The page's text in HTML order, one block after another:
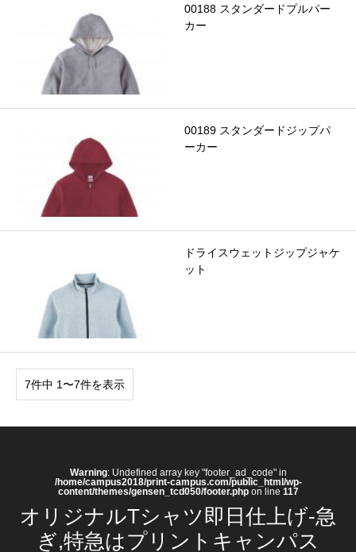
00188 スタンダードプルパー
カー
00189 スタンダードジップパ
ーカー
ドライスウェットジップジャケ
ット
7件中 1〜7件を表示
Warning: Undefined array key "footer_ad_code" in
/home/campus2018/print-campus.com/public_html/wp-
content/themes/gensen_tcd050/footer.phpon line 117
オリジナルTシャツ即日仕上げ-急
ぎ,特急はプリントキャンパス